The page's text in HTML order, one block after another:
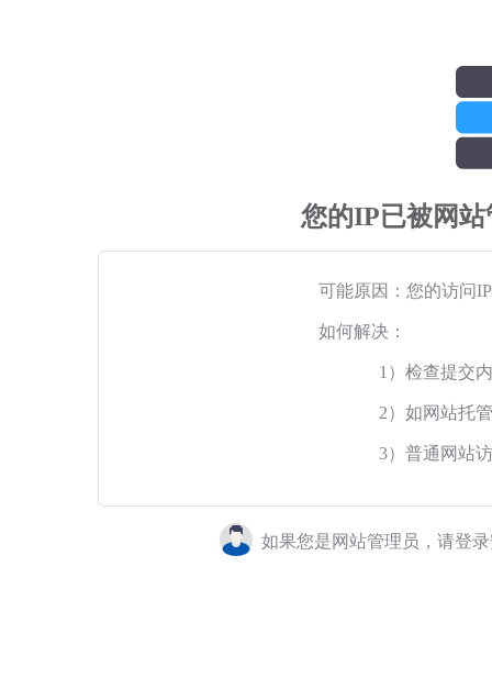
您的IP已被网
可能原因：您的访问
如何解决：
1）检查提交
2）如网站托
3）普通网站
如果您是网站管理员，请登